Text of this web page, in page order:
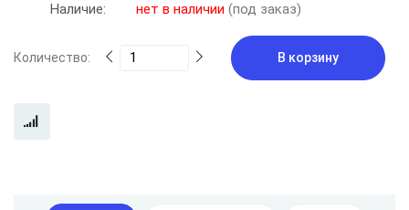
Наличие:
нет в наличии (под заказ)
Количество: В корзину